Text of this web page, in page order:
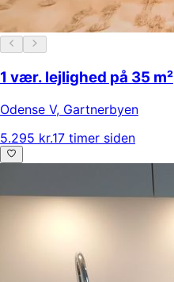
1 vær. lejlighed på 35 m²
Odense V, Gartnerbyen
5.295 kr.17 timer siden